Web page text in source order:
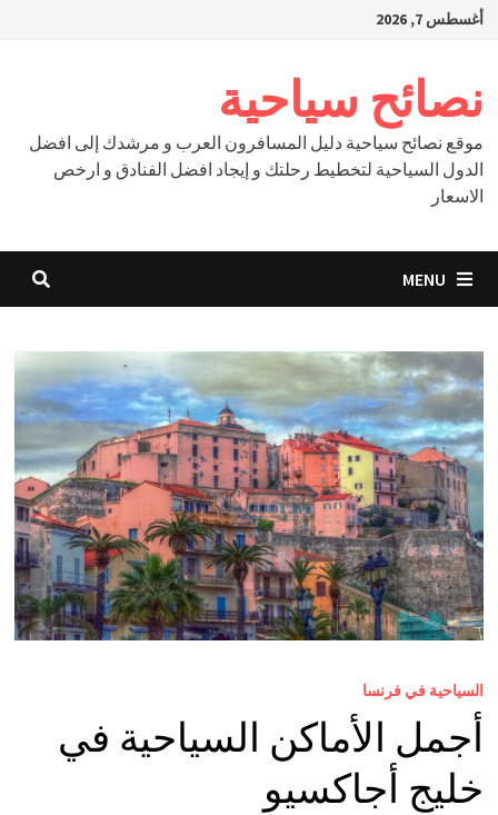
Skipأغسطس 7, 2026
نصائح سياحية
موقع نصائح سياحية دليل المسافرون العرب و مرشدك إلى افضل
الدول السياحية لتخطيط رحلتك و إيجاد افضل الفنادق و ارخص
الاسعار
MENU
السياحية في فرنسا
أجمل الأماكن السياحية في
خليج أجاكسيو